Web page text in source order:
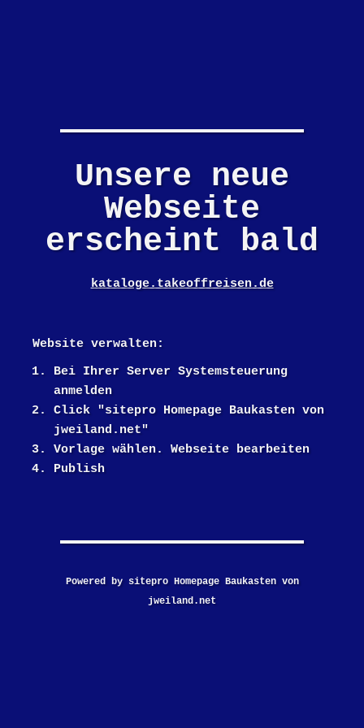
Unsere neue
Webseite
erscheint bald
kataloge.takeoffreisen.de
Website verwalten:
Bei Ihrer Server Systemsteuerung
anmelden
Click "sitepro Homepage Baukasten von
jweiland.net"
Vorlage wählen. Webseite bearbeiten
Publish
Powered by sitepro Homepage Baukasten von
jweiland.net